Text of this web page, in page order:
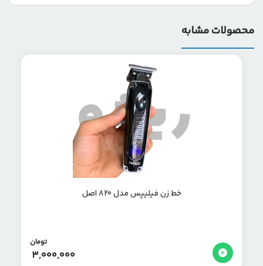
محصولات مشابه
خط زن فیلیپس مدل 820 اصل
3,000,000
تومان